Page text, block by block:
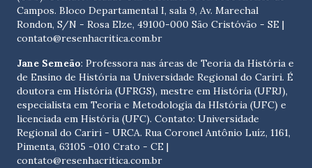
Campos. Bloco Departamental I, sala 9, Av. Marechal
Rondon, S/N - Rosa Elze, 49100-000 São Cristóvão - SE |
contato@resenhacritica.com.br
Jane Semeão: Professora nas áreas de Teoria da História e
de Ensino de História na Universidade Regional do Cariri. É
doutora em História (UFRGS), mestre em História (UFRJ),
especialista em Teoria e Metodologia da HIstória (UFC) e
licenciada em História (UFC). Contato: Universidade
Regional do Cariri - URCA. Rua Coronel Antônio Luíz, 1161,
Pimenta, 63105 -010 Crato - CE |
contato@resenhacritica.com.br